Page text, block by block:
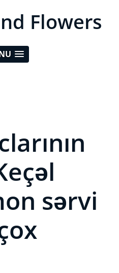
Flowers
sərvi